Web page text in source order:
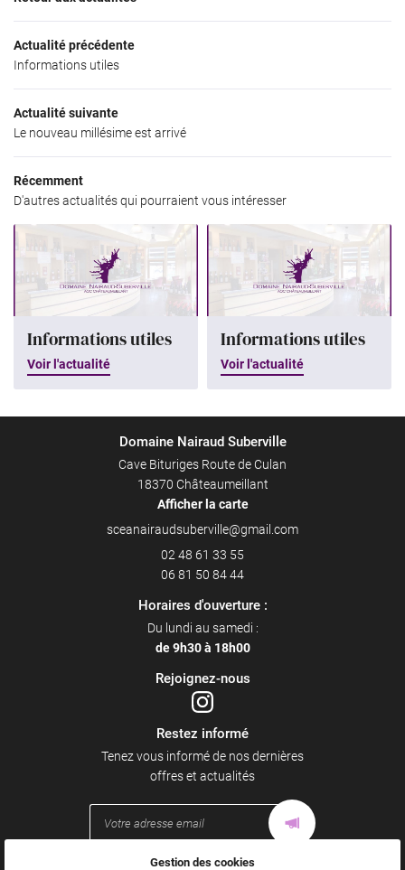
Accueil
Le Domaine
photos
Actualités
INSCRIPTION
Rejoignez-
Actualité précédente
Informations utiles
Actualité suivante
Le nouveau millésime est arrivé
Récemment
D'autres actualités qui pourraient vous intéresser
Informations utiles
Voir l'actualité
Informations utiles
Voir l'actualité
Domaine Nairaud Suberville
Cave Bituriges Route de Culan
18370 Châteaumeillant
Afficher la carte
02 48 61 33 55
06 81 50 84 44
Horaires d'ouverture :
Du lundi au samedi :
de 9h30 à 18h00
Rejoignez-nous
Restez informé
Tenez vous informé de nos dernières
offres et actualités
Gestion des cookies